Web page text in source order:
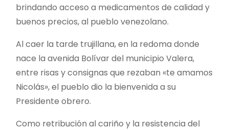
brindando acceso a medicamentos de calidad y
buenos precios, al pueblo venezolano.
Al caer la tarde trujillana, en la redoma donde
nace la avenida Bolívar del municipio Valera,
entre risas y consignas que rezaban «te amamos
Nicolás», el pueblo dio la bienvenida a su
Presidente obrero.
Como retribución al cariño y la resistencia del